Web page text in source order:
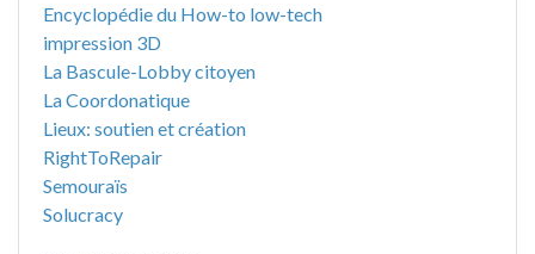
Encyclopédie du How-to low-tech
impression 3D
La Bascule-Lobby citoyen
La Coordonatique
Lieux: soutien et création
RightToRepair
Semouraïs
Solucracy